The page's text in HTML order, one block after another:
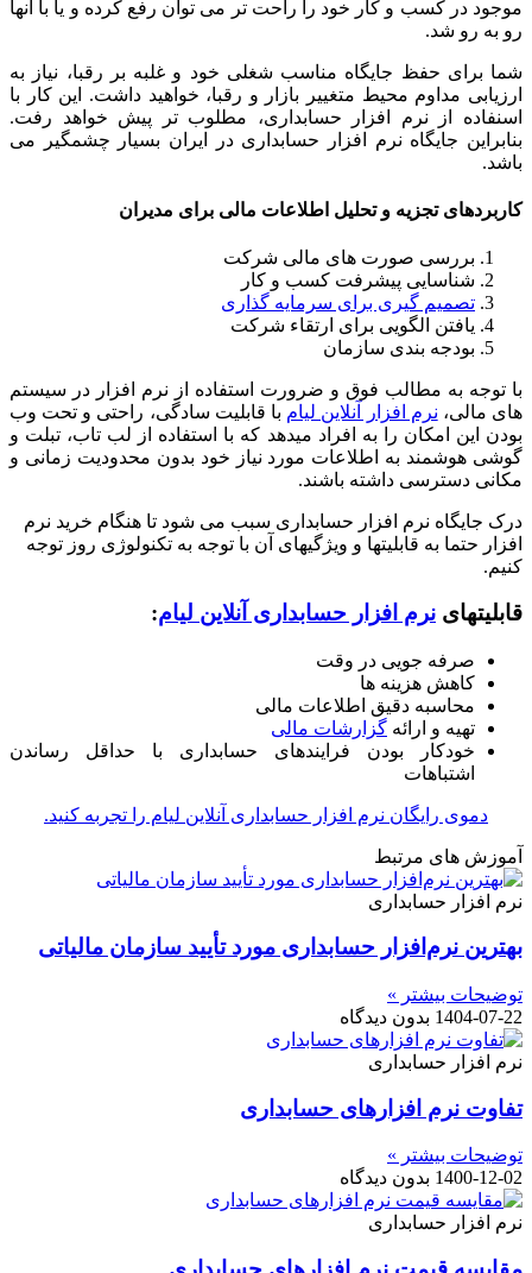
موجود در کسب و کار خود را راحت تر می توان رفع کرده و یا با آنها
رو به رو شد.
شما برای حفظ جایگاه مناسب شغلی خود و غلبه بر رقبا، نیاز به
ارزیابی مداوم محیط متغییر بازار و رقبا، خواهید داشت. این کار با
اسنفاده از نرم افزار حسابداری، مطلوب تر پیش خواهد رفت.
بنابراین جایگاه نرم افزار حسابداری در ایران بسیار چشمگیر می
باشد.
کاربردهای تجزیه و تحلیل اطلاعات مالی برای مدیران
بررسی صورت های مالی شرکت
شناسایی پیشرفت کسب و کار
تصمیم گیری برای سرمایه گذاری
یافتن الگویی برای ارتقاء شرکت
بودجه بندی سازمان
با توجه به مطالب فوق و ضرورت استفاده از نرم افزار در سیستم
های مالی، نرم افزار آنلاین لیام با قابلیت سادگی، راحتی و تحت وب
بودن این امکان را به افراد میدهد که با استفاده از لب تاب، تبلت و
گوشی هوشمند به اطلاعات مورد نیاز خود بدون محدودیت زمانی و
مکانی دسترسی داشته باشند.
درک جایگاه نرم افزار حسابداری سبب می شود تا هنگام خرید نرم
افزار حتما به قابلیتها و ویژگیهای آن با توجه به تکنولوژی روز توجه
کنیم.
قابلیتهای نرم افزار حسابداری آنلاین لیام:
صرفه جویی در وقت
کاهش هزینه ها
محاسبه دقیق اطلاعات مالی
تهیه و ارائه گزارشات مالی
خودکار بودن فرایندهای حسابداری با حداقل رساندن
اشتباهات
دموی رایگان نرم افزار حسابداری آنلاین لیام را تجربه کنید.
آموزش های مرتبط
نرم افزار حسابداری
بهترین نرم‌افزار حسابداری مورد تأیید سازمان مالیاتی
توضیحات بیشتر »
1404-07-22 بدون دیدگاه
نرم افزار حسابداری
تفاوت نرم افزارهای حسابداری
توضیحات بیشتر »
1400-12-02 بدون دیدگاه
نرم افزار حسابداری